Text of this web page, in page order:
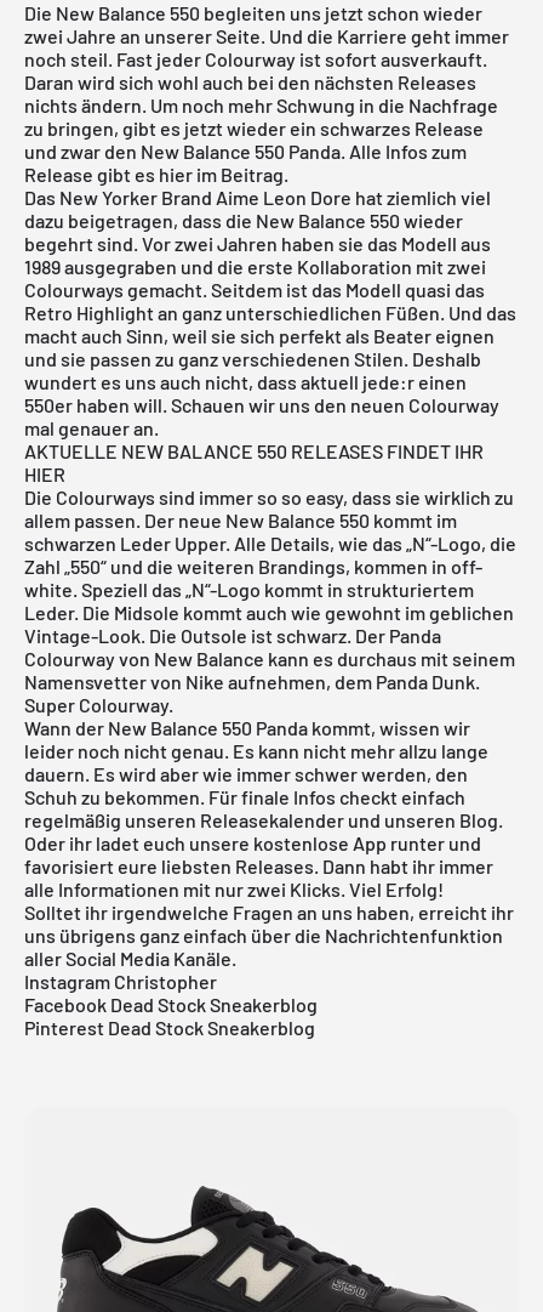
Die New Balance 550 begleiten uns jetzt schon wieder
zwei Jahre an unserer Seite. Und die Karriere geht immer
noch steil. Fast jeder Colourway ist sofort ausverkauft.
Daran wird sich wohl auch bei den nächsten Releases
nichts ändern. Um noch mehr Schwung in die Nachfrage
zu bringen, gibt es jetzt wieder ein schwarzes Release
und zwar den New Balance 550 Panda. Alle Infos zum
Release gibt es hier im Beitrag.
Das New Yorker Brand Aime Leon Dore hat ziemlich viel
dazu beigetragen, dass die New Balance 550 wieder
begehrt sind. Vor zwei Jahren haben sie das Modell aus
1989 ausgegraben und die erste Kollaboration mit zwei
Colourways gemacht. Seitdem ist das Modell quasi das
Retro Highlight an ganz unterschiedlichen Füßen. Und das
macht auch Sinn, weil sie sich perfekt als Beater eignen
und sie passen zu ganz verschiedenen Stilen. Deshalb
wundert es uns auch nicht, dass aktuell jede:r einen
550er haben will. Schauen wir uns den neuen Colourway
mal genauer an.
AKTUELLE NEW BALANCE 550 RELEASES FINDET IHR
HIER
Die Colourways sind immer so so easy, dass sie wirklich zu
allem passen. Der neue New Balance 550 kommt im
schwarzen Leder Upper. Alle Details, wie das „N“-Logo, die
Zahl „550“ und die weiteren Brandings, kommen in off-
white. Speziell das „N“-Logo kommt in strukturiertem
Leder. Die Midsole kommt auch wie gewohnt im geblichen
Vintage-Look. Die Outsole ist schwarz. Der Panda
Colourway von New Balance kann es durchaus mit seinem
Namensvetter von Nike aufnehmen, dem Panda Dunk.
Super Colourway.
Wann der New Balance 550 Panda kommt, wissen wir
leider noch nicht genau. Es kann nicht mehr allzu lange
dauern. Es wird aber wie immer schwer werden, den
Schuh zu bekommen. Für finale Infos checkt einfach
regelmäßig unseren Releasekalender und unseren Blog.
Oder ihr ladet euch unsere kostenlose App runter und
favorisiert eure liebsten Releases. Dann habt ihr immer
alle Informationen mit nur zwei Klicks. Viel Erfolg!
Solltet ihr irgendwelche Fragen an uns haben, erreicht ihr
uns übrigens ganz einfach über die Nachrichtenfunktion
aller Social Media Kanäle.
Instagram Christopher
Facebook Dead Stock Sneakerblog
Pinterest Dead Stock Sneakerblog